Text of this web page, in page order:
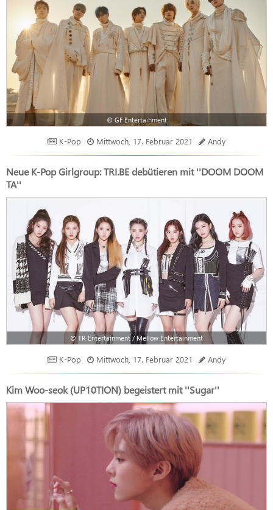
© GF Entertainment
K-Pop Mittwoch, 17. Februar 2021 Andy
Neue K-Pop Girlgroup: TRI.BE debütieren mit ''DOOM DOOM
TA''
© TR Entertainment / Mellow Entertainment
K-Pop Mittwoch, 17. Februar 2021 Andy
Kim Woo-seok (UP10TION) begeistert mit ''Sugar''